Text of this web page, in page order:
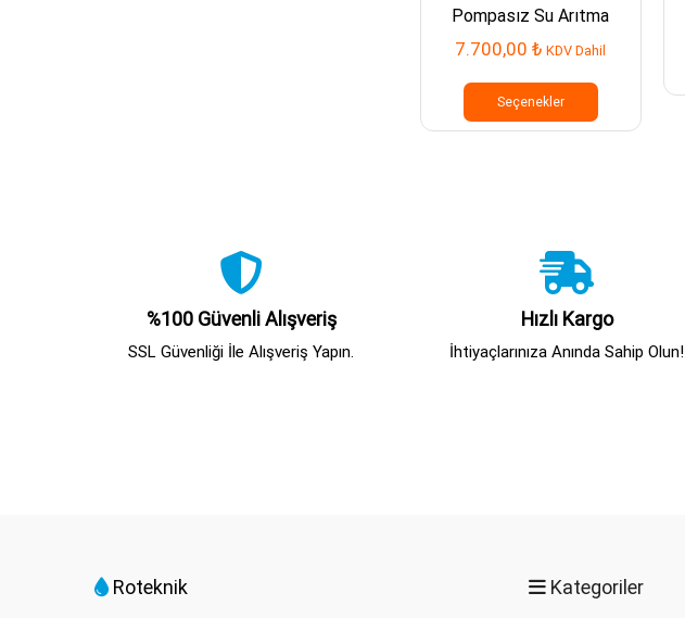
Pompasız Su Arıtma
Cihazı
7.700,00₺ KDV Dahil
Seçenekler
birden
%100 Güvenli Alışveriş
SSL Güvenliği İle Alışveriş Yapın.
Hızlı Kargo
İhtiyaçlarınıza Anında Sahip Olun!
Roteknik Kategoriler